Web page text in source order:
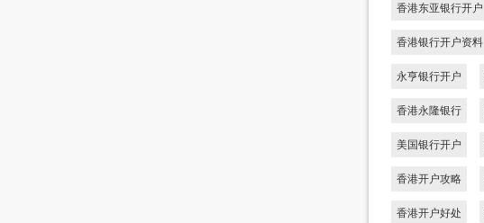
香港东亚银行开户
香港银行开户资料
永亨银行开户
香港永隆银行
美国银行开户
香港开户攻略
香港开户好处